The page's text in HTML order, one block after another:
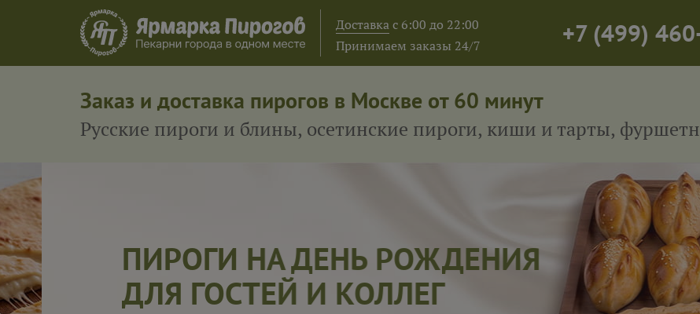
Доставкас 6:00 до 22:00
Принимаем заказы 24/7
+7(499)
Заказ и доставка пирогов в Москве от 60 минут
Русские пироги и блины, осетинские пироги, киши и тарты,
ПИРОГИ НА ДЕНЬ РОЖДЕНИЯ
ДЛЯ ГОСТЕЙ И КОЛЛЕГ